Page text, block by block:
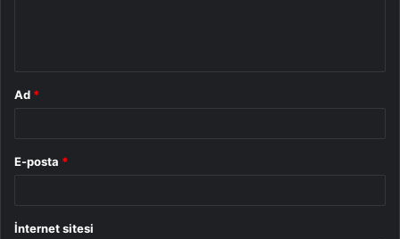
Ad *
E-posta *
İnternet sitesi